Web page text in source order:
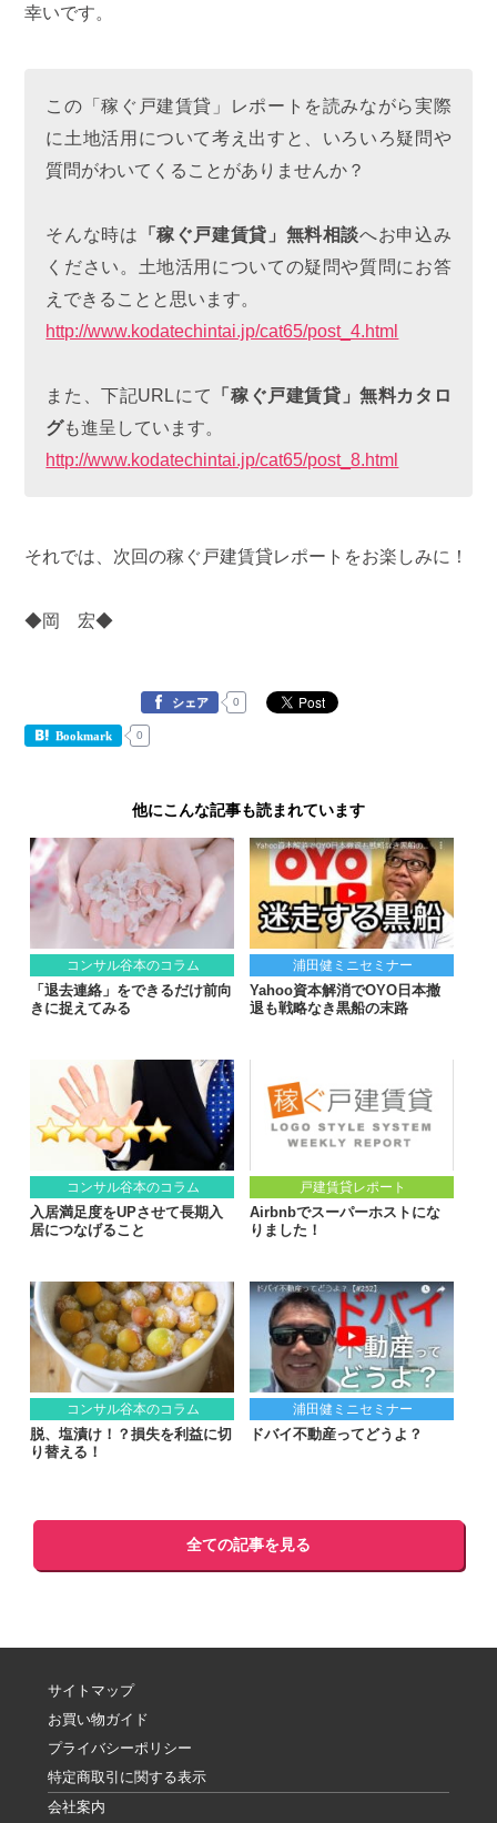
幸いです。
この「稼ぐ戸建賃貸」レポートを読みながら実際
に土地活用について考え出すと、いろいろ疑問や
質問がわいてくることがありませんか？
そんな時は 「稼ぐ戸建賃貸」無料相談へお申込み
ください。土地活用についての疑問や質問にお答
えできることと思います。
http://www.kodatechintai.jp/cat65/post_4.html
また、下記URLにて
「稼ぐ戸建賃貸」無料カタロ
グも進呈しています。
http://www.kodatechintai.jp/cat65/post_8.html
それでは、次回の稼ぐ戸建賃貸レポートをお楽しみに！
◆岡 宏◆
シェア 0
Bookmark 0
他にこんな記事も読まれています
コンサル谷本のコラム
「退去連絡」をできるだけ前向
きに捉えてみる
浦田健ミニセミナー
Yahoo資本解消でOYO日本撤
退も戦略なき黒船の末路
コンサル谷本のコラム
入居満足度をUPさせて長期入
居につなげること
戸建賃貸レポート
Airbnbでスーパーホストにな
りました！
コンサル谷本のコラム
脱、塩漬け！？損失を利益に切
り替える！
浦田健ミニセミナー
ドバイ不動産ってどうよ？
全ての記事を見る
サイトマップ
お買い物ガイド
プライバシーポリシー
特定商取引に関する表示
会社案内